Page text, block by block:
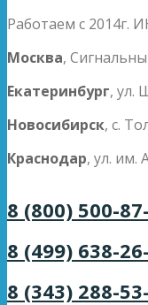
Работаем с 2014г.
Москва,
Екатеринбург, ул.
Новосибирск, с.
Краснодар, ул. им.
8 (800) 500-
8 (499) 638-
8 (343) 288-